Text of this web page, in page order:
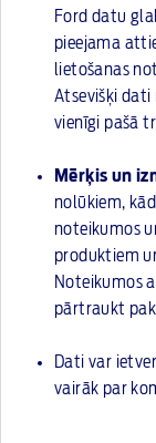
Ford datu
pieejama
lietošanas
Atsevišķi dati
vienīgi pašā
Mērķis un
nolūkiem,
noteikumos
produktiem
Noteikumos
pārtraukt
Dati var
vairāk par